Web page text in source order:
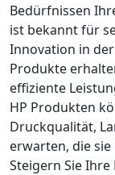
Bedürfnissen
ist bekannt für
Innovation in
Produkte
effiziente
HP Produkten
Druckqualität,
erwarten, die
Steigern Sie